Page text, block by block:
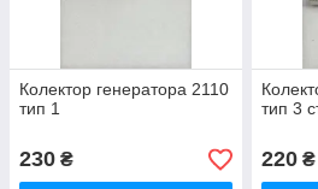
Колектор генератора 2110
тип 1
230 ₴
тип 3
220₴